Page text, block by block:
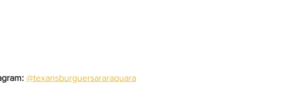
@texansburguersararaquara